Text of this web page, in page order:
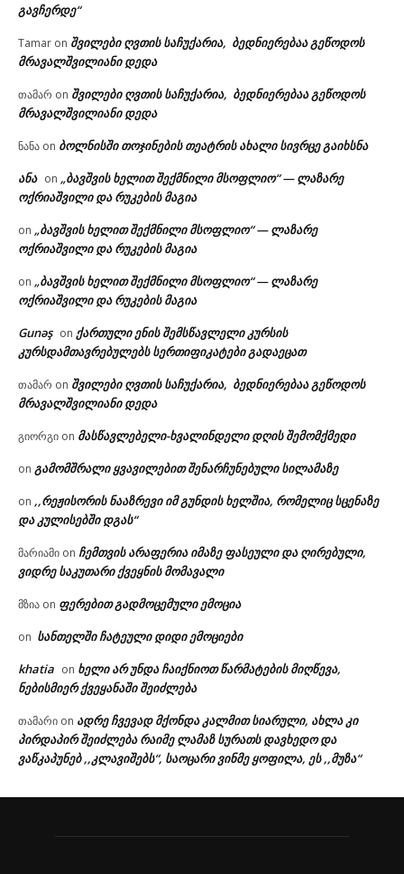
გავჩერდე“
Tamar on შვილები ღვთის საჩუქარია, ბედნიერებაა გეწოდოს
მრავალშვილიანი დედა
თამარ on შვილები ღვთის საჩუქარია, ბედნიერებაა გეწოდოს
მრავალშვილიანი დედა
ნანა on ბოლნისში თოჯინების თეატრის ახალი სივრცე გაიხსნა
ანა on „ბავშვის ხელით შექმნილი მსოფლიო“ — ლაზარე
ოქრიაშვილი და რუკების მაგია
on „ბავშვის ხელით შექმნილი მსოფლიო“ — ლაზარე
ოქრიაშვილი და რუკების მაგია
on „ბავშვის ხელით შექმნილი მსოფლიო“ — ლაზარე
ოქრიაშვილი და რუკების მაგია
Gunəş on ქართული ენის შემსწავლელი კურსის
კურსდამთავრებულებს სერთიფიკატები გადაეცათ
თამარ on შვილები ღვთის საჩუქარია, ბედნიერებაა გეწოდოს
მრავალშვილიანი დედა
გიორგი on მასწავლებელი-ხვალინდელი დღის შემომქმედი
on გამომშრალი ყვავილებით შენარჩუნებული სილამაზე
on ,,რეჟისორის ნააზრევი იმ გუნდის ხელშია, რომელიც სცენაზე
და კულისებში დგას“
მარიამი on ჩემთვის არაფერია იმაზე ფასეული და ღირებული,
ვიდრე საკუთარი ქვეყნის მომავალი
მზია on ფერებით გადმოცემული ემოცია
on სანთელში ჩატეული დიდი ემოციები
khatia on ხელი არ უნდა ჩაიქნიოთ წარმატების მიღწევა,
ნებისმიერ ქვეყანაში შეიძლება
თამარი on ადრე ჩვევად მქონდა კალმით სიარული, ახლა კი
პირდაპირ შეიძლება რაიმე ლამაზ სურათს დავხედო და
ვაწკაპუნებ ,,კლავიშებს“, საოცარი ვინმე ყოფილა, ეს ,,მუზა“